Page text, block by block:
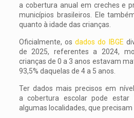
a cobertura anual em creches e
municípios brasileiros. Ele
quanto à idade das crianças.
Oficialmente, osdados do IBGE
de 2025, referentes a 2024,
crianças de 0 a 3 anos estavam
93,5% daquelas de 4 a 5 anos.
Ter dados mais precisos em
a cobertura escolar pode estar
algumas localidades, que precisam